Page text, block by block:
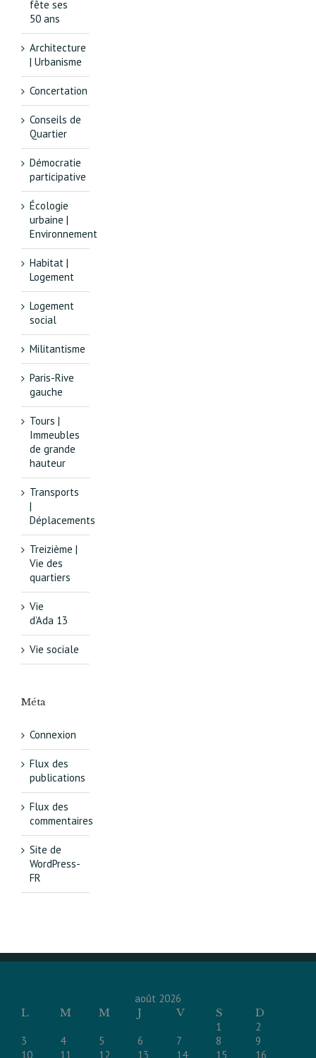
fête ses
50 ans
Architecture
| Urbanisme
Concertation
Conseils de
Quartier
Démocratie
participative
Écologie
urbaine |
Environnement
Habitat |
Logement
Logement
social
Militantisme
Paris-Rive
gauche
Tours |
Immeubles
de grande
hauteur
Transports
|
Déplacements
Treizième |
Vie des
quartiers
Vie
d’Ada 13
Vie sociale
Méta
Connexion
Flux des
publications
Flux des
commentaires
Site de
WordPress-
FR
août 2026
L
M M J V S
D
1
2
3
4 5 6 7 8
9
10
11 12 13 14 15 16